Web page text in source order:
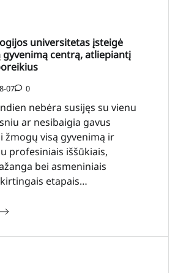
universitetas įsteigė
gyvenimą centrą, atliepiantį
07 0
nebėra susijęs su vienu
ar nesibaigia gavus
žmogų visą gyvenimą ir
profesiniais iššūkiais,
bei asmeniniais
etapais…